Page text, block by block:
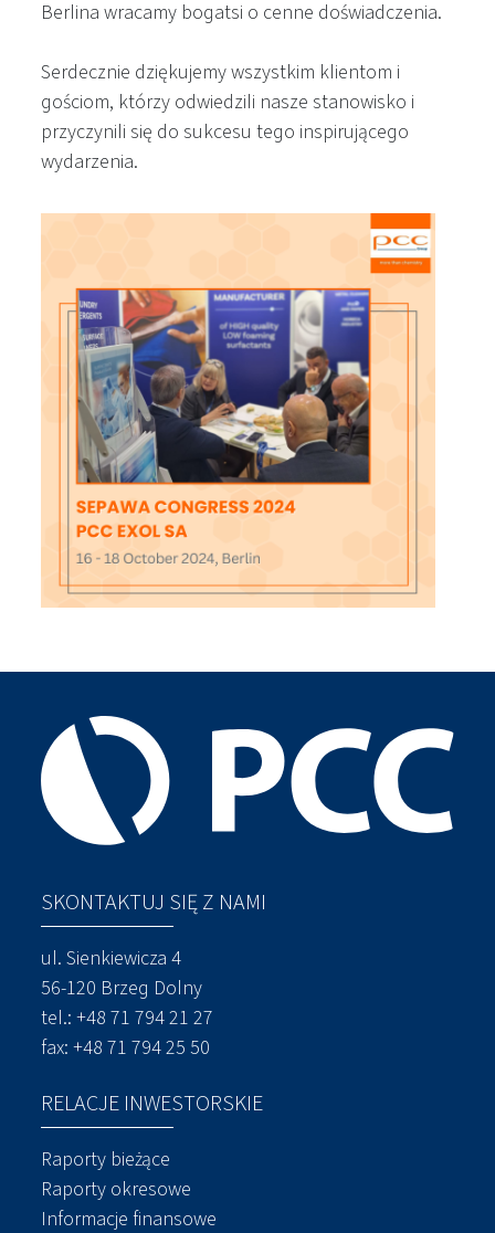
Berlina wracamy bogatsi o cenne doświadczenia.
Serdecznie dziękujemy wszystkim klientom i
gościom, którzy odwiedzili nasze stanowisko i
przyczynili się do sukcesu tego inspirującego
wydarzenia.
SKONTAKTUJ SIĘ Z NAMI
ul. Sienkiewicza 4
56-120 Brzeg Dolny
tel.:+48 71 794 21 27
fax: +48 71 794 25 50
RELACJE INWESTORSKIE
Raporty bieżące
Raporty okresowe
Informacje finansowe